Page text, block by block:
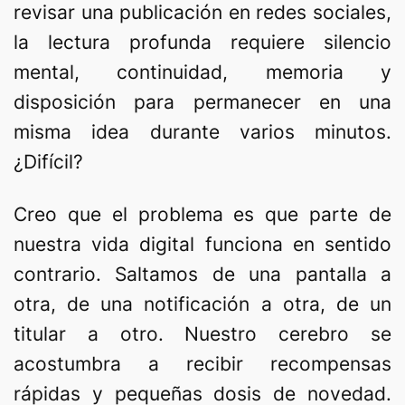
revisar una publicación en redes sociales,
la lectura profunda requiere silencio
mental, continuidad, memoria y
disposición para permanecer en una
misma idea durante varios minutos.
¿Difícil?
Creo que el problema es que parte de
nuestra vida digital funciona en sentido
contrario. Saltamos de una pantalla a
otra, de una notificación a otra, de un
titular a otro. Nuestro cerebro se
acostumbra a recibir recompensas
rápidas y pequeñas dosis de novedad.